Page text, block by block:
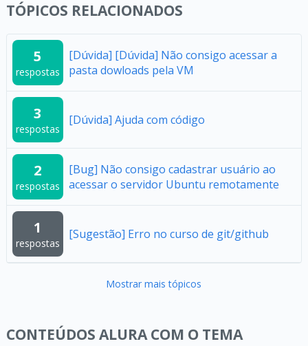
TÓPICOS RELACIONADOS
5
respostas
[Dúvida] [Dúvida] Não consigo acessar a
pasta dowloads pela VM
3
respostas
[Dúvida] Ajuda com código
2
respostas
[Bug] Não consigo cadastrar usuário ao
acessar o servidor Ubuntu remotamente
1
respostas
[Sugestão] Erro no curso de git/github
Mostrar mais tópicos
CONTEÚDOS ALURA COM O TEMA